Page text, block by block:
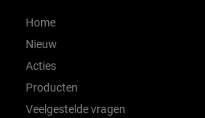
Home
Nieuw
Acties
Producten
Veelgestelde vragen